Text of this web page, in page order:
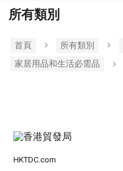
所有類別
首頁 所有類別
家居用品和生活必需品
HKTDC.com